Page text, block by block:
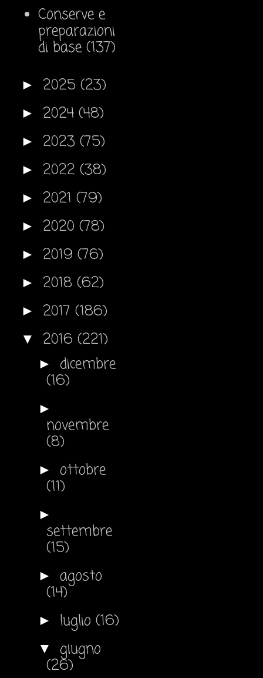
Conserve e
preparazioni
di base (137)
► 2025 (23)
► 2024 (48)
► 2023 (75)
► 2022 (38)
► 2021 (79)
► 2020 (78)
► 2019 (76)
► 2018 (62)
► 2017 (186)
▼ 2016 (221)
► dicembre
(16)
►
novembre
(8)
► ottobre
(11)
►
settembre
(15)
► agosto
(14)
► luglio (16)
▼ giugno
(26)